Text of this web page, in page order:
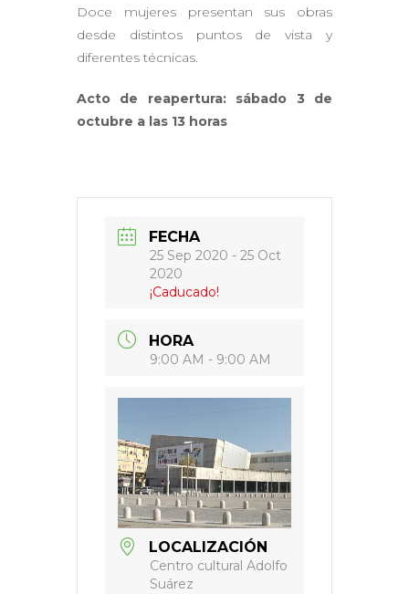
Doce mujeres presentan sus obras
desde distintos puntos de vista y
diferentes técnicas.
Acto de reapertura: sábado 3 de
octubre a las 13 horas
FECHA
25 Sep 2020 - 25 Oct
2020
¡Caducado!
HORA
9:00 AM - 9:00 AM
LOCALIZACIÓN
Centro cultural Adolfo
Suárez